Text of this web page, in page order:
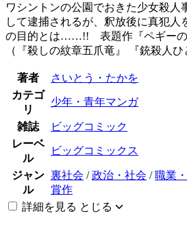
ワシントンの公園でおきた少女殺人
して逮捕されるが、釈放後に真犯人
の目的とは……!! 表題作『ペギーの
（『殺しの紋章五爪竜』 『銃殺人ひ
著者
さいとう・たかを
カテゴ
リ
少年・青年マンガ
雑誌
ビッグコミック
レーベ
ル
ビッグコミックス
ジャン
ル
裏社会 /政治・社会 /職業
賞作
詳細を見る とじる